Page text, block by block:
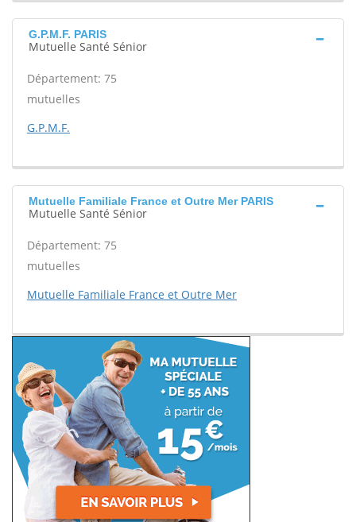
G.P.M.F. PARIS
Mutuelle Santé Sénior
Département: 75
mutuelles
G.P.M.F.
Mutuelle Familiale France et Outre Mer PARIS
Mutuelle Santé Sénior
Département: 75
mutuelles
Mutuelle Familiale France et Outre Mer